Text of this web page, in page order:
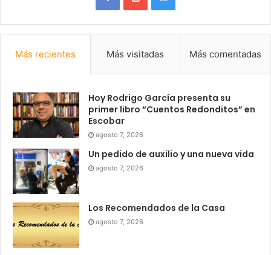
Más recientes Más visitadas Más comentadas
Hoy Rodrigo García presenta su
primer libro “Cuentos Redonditos” en
Escobar
agosto 7, 2026
Un pedido de auxilio y una nueva vida
agosto 7, 2026
Los Recomendados de la Casa
agosto 7, 2026